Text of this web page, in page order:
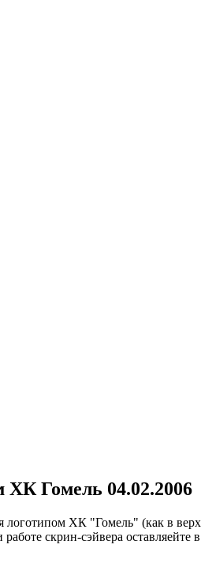
ХК Гомель 04.02.2006
ХК "Гомель" (как в
скрин-сэйвера оставляейте